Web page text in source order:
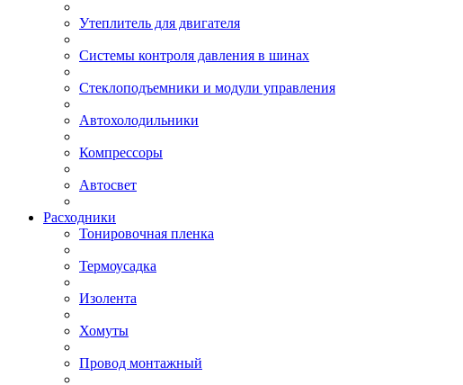
Утеплитель для двигателя
Системы контроля давления в шинах
Стеклоподъемники и модули управления
Автохолодильники
Компрессоры
Автосвет
Расходники
Тонировочная пленка
Термоусадка
Изолента
Хомуты
Провод монтажный